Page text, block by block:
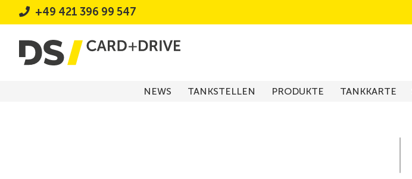
+49 421 396 99 547
NEWS TANKSTELLEN PRODUKTE TANKKARTE